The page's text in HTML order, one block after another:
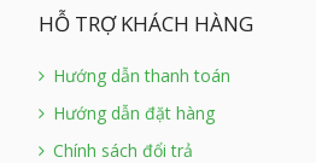
HỖ TRỢ KHÁCH HÀNG
Hướng dẫn thanh toán
Hướng dẫn đặt hàng
Chính sách đổi trả